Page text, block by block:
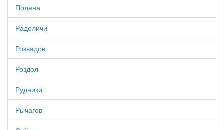
Поляна
Раделичи
Розвадов
Роздол
Рудники
Рычагов